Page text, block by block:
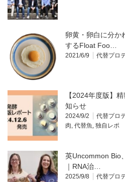
卵黄・卵白に分か
するFloat Foo…
2021/6/9 代替プロ
【2024年度版】
知らせ
2024/9/2 代替プロ
肉 代替魚 独自レポ
英Uncommon Bio
｜RNA治…
2025/9/8 代替プロ